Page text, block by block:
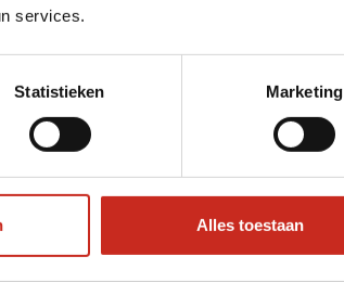
services.
Statistieken Marketing
Alles toestaan
totdat
rondreizen